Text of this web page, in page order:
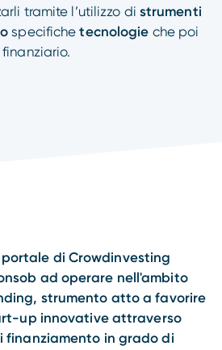
tramite l’utilizzo di strumenti
specifichetecnologie che poi
di Crowdinvesting
ad operare nell'ambito
strumento atto a favorire
up innovative attraverso
finanziamento in grado di